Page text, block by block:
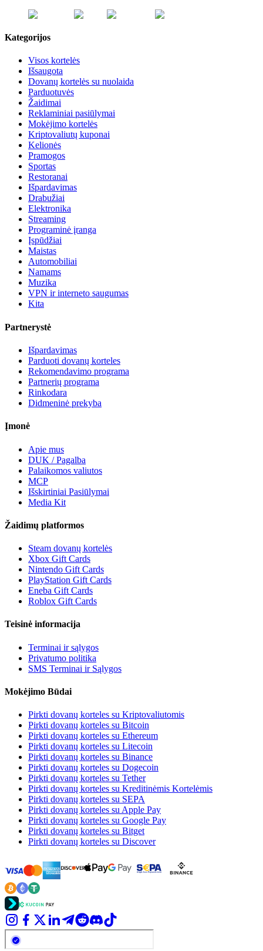
Kategorijos
Visos kortelės
Išsaugota
Dovanų kortelės su nuolaida
Parduotuvės
Žaidimai
Reklaminiai pasiūlymai
Mokėjimo kortelės
Kriptovaliutų kuponai
Kelionės
Pramogos
Sportas
Restoranai
Išpardavimas
Drabužiai
Elektronika
Streaming
Programinė įranga
Įspūdžiai
Maistas
Automobiliai
Namams
Muzika
VPN ir interneto saugumas
Kita
Partnerystė
Išpardavimas
Parduoti dovanų korteles
Rekomendavimo programa
Partnerių programa
Rinkodara
Didmeninė prekyba
Įmonė
Apie mus
DUK / Pagalba
Palaikomos valiutos
MCP
Išskirtiniai Pasiūlymai
Media Kit
Žaidimų platformos
Steam dovanų kortelės
Xbox Gift Cards
Nintendo Gift Cards
PlayStation Gift Cards
Eneba Gift Cards
Roblox Gift Cards
Teisinė informacija
Terminai ir sąlygos
Privatumo politika
SMS Terminai ir Sąlygos
Mokėjimo Būdai
Pirkti dovanų korteles su Kriptovaliutomis
Pirkti dovanų korteles su Bitcoin
Pirkti dovanų korteles su Ethereum
Pirkti dovanų korteles su Litecoin
Pirkti dovanų korteles su Binance
Pirkti dovanų korteles su Dogecoin
Pirkti dovanų korteles su Tether
Pirkti dovanų korteles su Kreditinėmis Kortelėmis
Pirkti dovanų korteles su SEPA
Pirkti dovanų korteles su Apple Pay
Pirkti dovanų korteles su Google Pay
Pirkti dovanų korteles su Bitget
Pirkti dovanų korteles su Discover